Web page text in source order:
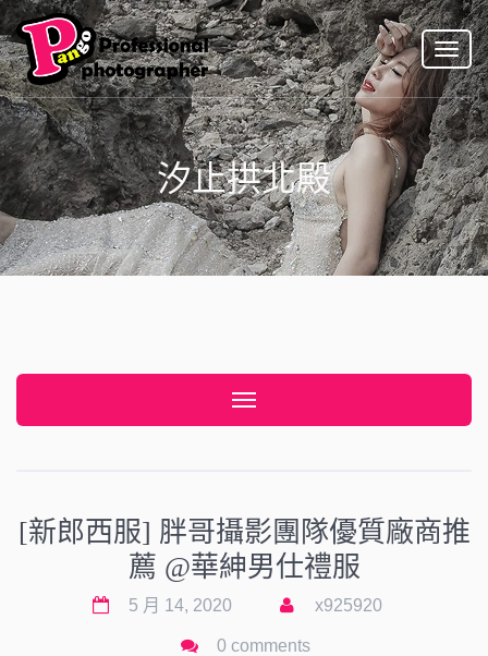
汐止拱北殿
Toggle navigation
[新郎西服] 胖哥攝影團隊優質廠商推
薦 @華紳男仕禮服
5 月 14, 2020 x925920
0 comments